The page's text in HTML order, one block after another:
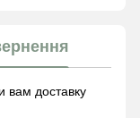
вам доставку